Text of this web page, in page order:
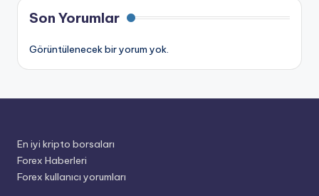
Son Yorumlar
Görüntülenecek bir yorum yok.
En iyi kripto borsaları
Forex Haberleri
Forex kullanıcı yorumları